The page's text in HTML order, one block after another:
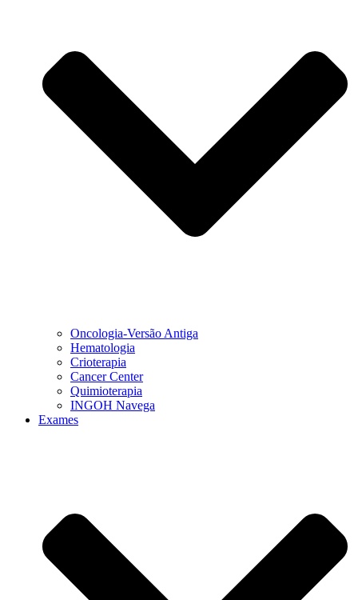
Oncologia-Versão Antiga
Hematologia
Crioterapia
Cancer Center
Quimioterapia
INGOH Navega
Exames